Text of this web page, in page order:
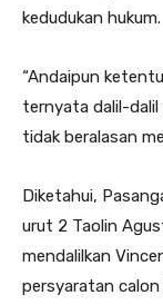
kedudukan hukum.
“Andaipun
ternyata dalil-
tidak beralasan
Diketahui,
urut 2 Taolin
mendalilkan
persyaratan calon